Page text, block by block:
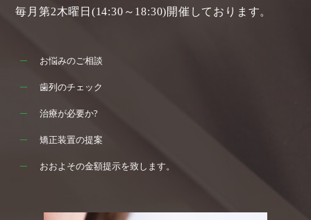
毎月第2木曜日(14:30～18:30)開催しております。
お悩みのご相談
歯列のチェック
治療が必要か?
矯正装置の提案
おおよその金額提示を致します。